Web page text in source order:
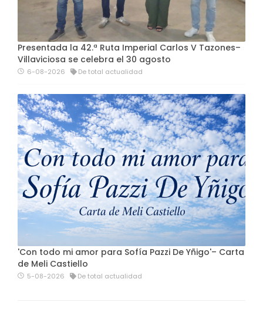
Presentada la 42.ª Ruta Imperial Carlos V Tazones–
Villaviciosa se celebra el 30 agosto
6-08-2026 De total actualidad
'Con todo mi amor para Sofía Pazzi De Yñigo'– Carta
de Meli Castiello
5-08-2026 De total actualidad